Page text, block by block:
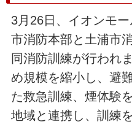
3月26日、イオンモ
市消防本部と土浦市
同消防訓練が行われ
め規模を縮小し、避
た救急訓練、煙体験
地域と連携し、訓練